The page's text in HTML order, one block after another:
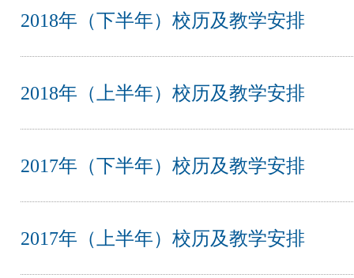
2018年（下半年）校历及教学安排
2018年（上半年）校历及教学安排
2017年（下半年）校历及教学安排
2017年（上半年）校历及教学安排